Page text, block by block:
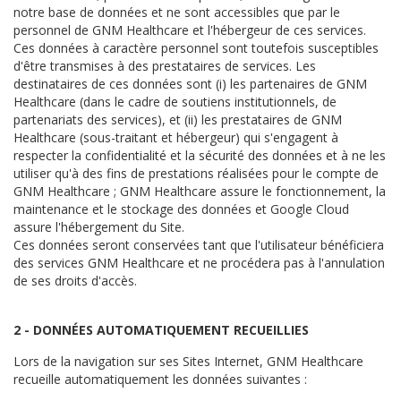
notre base de données et ne sont accessibles que par le
personnel de GNM Healthcare et l'hébergeur de ces services.
Ces données à caractère personnel sont toutefois susceptibles
d'être transmises à des prestataires de services. Les
destinataires de ces données sont (i) les partenaires de GNM
Healthcare (dans le cadre de soutiens institutionnels, de
partenariats des services), et (ii) les prestataires de GNM
Healthcare (sous-traitant et hébergeur) qui s'engagent à
respecter la confidentialité et la sécurité des données et à ne les
utiliser qu'à des fins de prestations réalisées pour le compte de
GNM Healthcare ; GNM Healthcare assure le fonctionnement, la
maintenance et le stockage des données et Google Cloud
assure l'hébergement du Site.
Ces données seront conservées tant que l'utilisateur bénéficiera
des services GNM Healthcare et ne procédera pas à l'annulation
de ses droits d'accès.
2 - DONNÉES AUTOMATIQUEMENT RECUEILLIES
Lors de la navigation sur ses Sites Internet, GNM Healthcare
recueille automatiquement les données suivantes :